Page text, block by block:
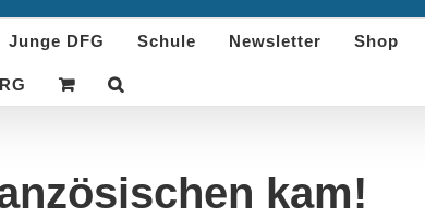
Junge DFG Schule Newsletter Shop
kam!